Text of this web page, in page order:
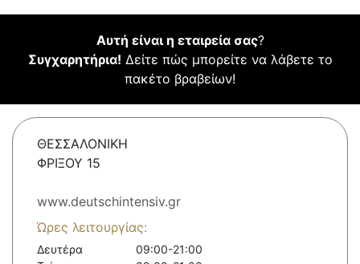
Αυτή είναι η εταιρεία σας?
Συγχαρητήρια! Δείτε πώς μπορείτε να λάβετε το
πακέτο βραβείων!
ΘΕΣΣΑΛΟΝΙΚΗ
ΦΡΙΞΟΥ 15
www.deutschintensiv.gr
Ώρες λειτουργίας:
Δευτέρα
09:00-21:00